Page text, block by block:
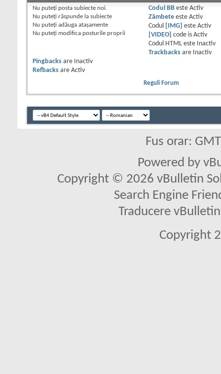
Nu puteţi posta subiecte noi.
Nu puteţi răspunde la subiecte
Nu puteţi adăuga ataşamente
Nu puteţi modifica posturile proprii
Codul BBeste Activ
Zâmbeteeste Activ
Codul
[IMG] este Activ
[VIDEO] code is Activ
Codul HTML este
Inactiv
Trackbacksare
Inactiv
Pingbacks are
Inactiv
Refbacks are Activ
Reguli Forum
Fus orar:
Powered by
Copyright © 2026 vBulletin
Search Engine
Traducere
Copyright